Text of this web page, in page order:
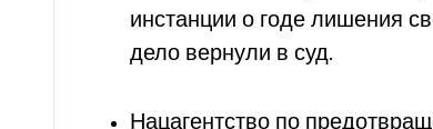
инстанции о годе лишения
дело вернули в суд.
Нацагентство по